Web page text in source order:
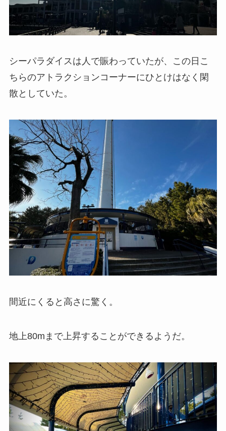
シーパラダイスは人で賑わっていたが、この日こ
ちらのアトラクションコーナーにひとけはなく閑
散としていた。
間近にくると高さに驚く。
地上80mまで上昇することができるようだ。